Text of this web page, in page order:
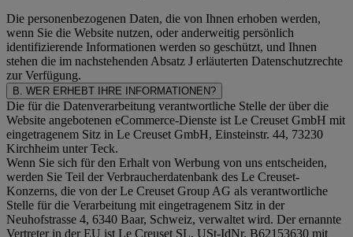
Die personenbezogenen Daten, die von Ihnen erhoben werden,
wenn Sie die Website nutzen, oder anderweitig persönlich
identifizierende Informationen werden so geschützt, und Ihnen
stehen die im nachstehenden Absatz J erläuterten Datenschutzrechte
zur Verfügung.
B. WER ERHEBT IHRE INFORMATIONEN?
Die für die Datenverarbeitung verantwortliche Stelle der über die
Website angebotenen eCommerce-Dienste ist Le Creuset GmbH mit
eingetragenem Sitz in Le Creuset GmbH, Einsteinstr. 44, 73230
Kirchheim unter Teck.
Wenn Sie sich für den Erhalt von Werbung von uns entscheiden,
werden Sie Teil der Verbraucherdatenbank des Le Creuset-
Konzerns, die von der Le Creuset Group AG als verantwortliche
Stelle für die Verarbeitung mit eingetragenem Sitz in der
Neuhofstrasse 4, 6340 Baar, Schweiz, verwaltet wird. Der ernannte
Vertreter in der EU ist Le Creuset SL, USt-IdNr. B62153630 mit